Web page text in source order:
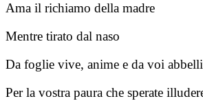
Ama il richiamo della madre
Mentre tirato dal naso
Da foglie vive, anime e da voi
Per la vostra paura che sperate